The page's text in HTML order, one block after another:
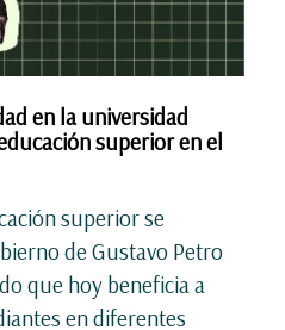
en la universidad
superior en el
superior se
de Gustavo Petro
que hoy beneficia a
en diferentes